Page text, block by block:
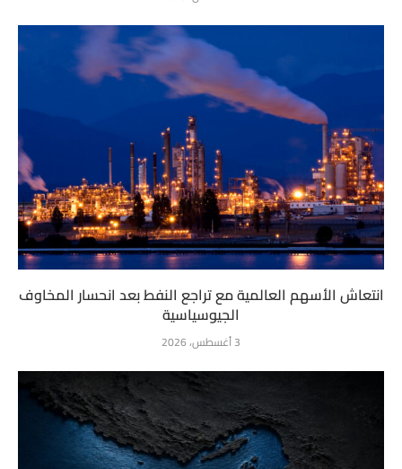
انتعاش الأسهم العالمية مع تراجع النفط بعد انحسار المخاوف
الجيوسياسية
3 أغسطس، 2026